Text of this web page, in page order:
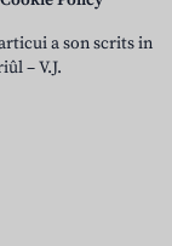
a son scrits in
– V.J.